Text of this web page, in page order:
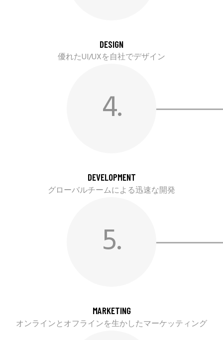
DESIGN
優れたUI/UXを自社でデザイン
4.
DEVELOPMENT
グローバルチームによる迅速な開発
5.
MARKETING
オンラインとオフラインを生かしたマーケッティング